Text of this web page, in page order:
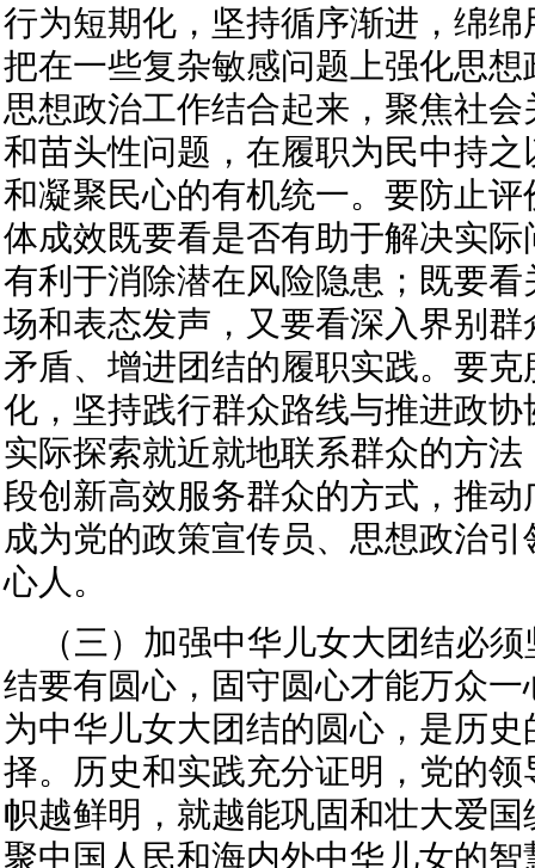
行为短期化，坚持循序渐进，绵
把在一些复杂敏感问题上强化思
思想政治工作结合起来，聚焦社
和苗头性问题，在履职为民中持
和凝聚民心的有机统一。要防止
体成效既要看是否有助于解决实
有利于消除潜在风险隐患；既要
场和表态发声，又要看深入界别
矛盾、增进团结的履职实践。要
化，坚持践行群众路线与推进政
实际探索就近就地联系群众的方
段创新高效服务群众的方式，推
成为党的政策宣传员、思想政治
心人。
（三）加强中华儿女大团结必
结要有圆心，固守圆心才能万众
为中华儿女大团结的圆心，是历
择。历史和实践充分证明，党的
帜越鲜明，就越能巩固和壮大爱
聚中国人民和海内外中华儿女的